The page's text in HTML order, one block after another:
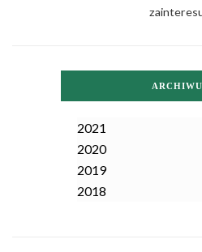
2021
2020
2019
2018